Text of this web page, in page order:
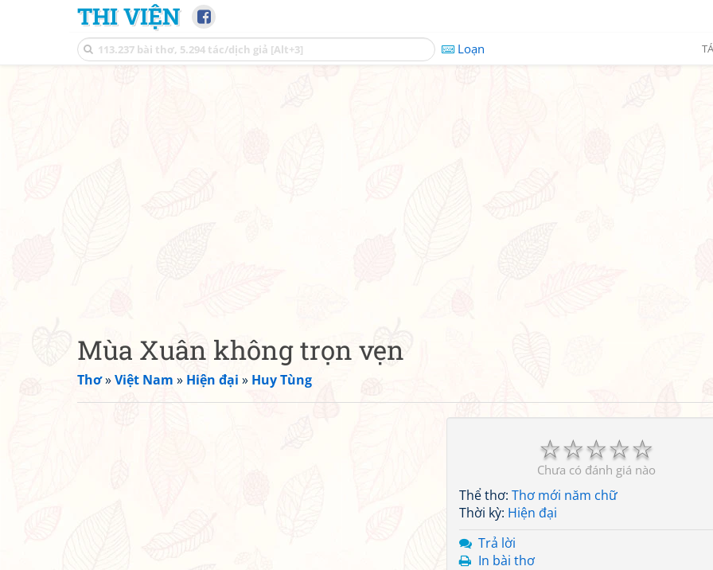
THI VIỆN
Loạn
Mùa Xuân không trọn vẹn
Thơ»Việt Nam » Hiện đại » Huy Tùng
☆
☆
☆
☆
☆
Chưa có đánh giá nào
Thể thơ: Thơ mới năm chữ
Thời kỳ: Hiện đại
Trả lời
In bài thơ